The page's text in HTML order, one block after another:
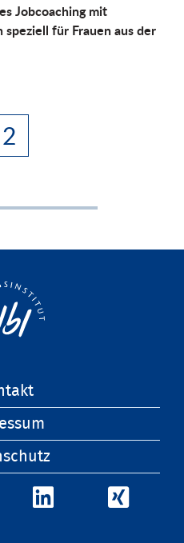
Jobcoaching mit
für Frauen aus der
2